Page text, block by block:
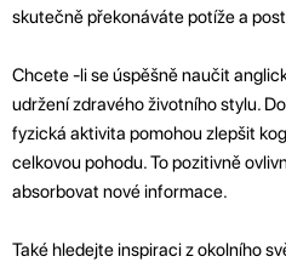
skutečně překonáváte potíže a
Chcete -li se úspěšně naučit
udržení zdravého životního stylu.
fyzická aktivita pomohou zlepšit
celkovou pohodu. To pozitivně
absorbovat nové informace.
Také hledejte inspiraci z okolního